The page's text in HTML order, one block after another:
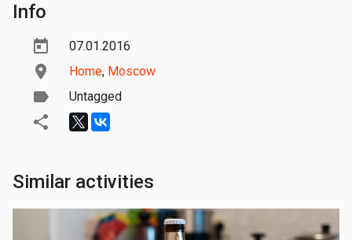
Info
07.01.2016
Home, Moscow
Untagged
Similar activities